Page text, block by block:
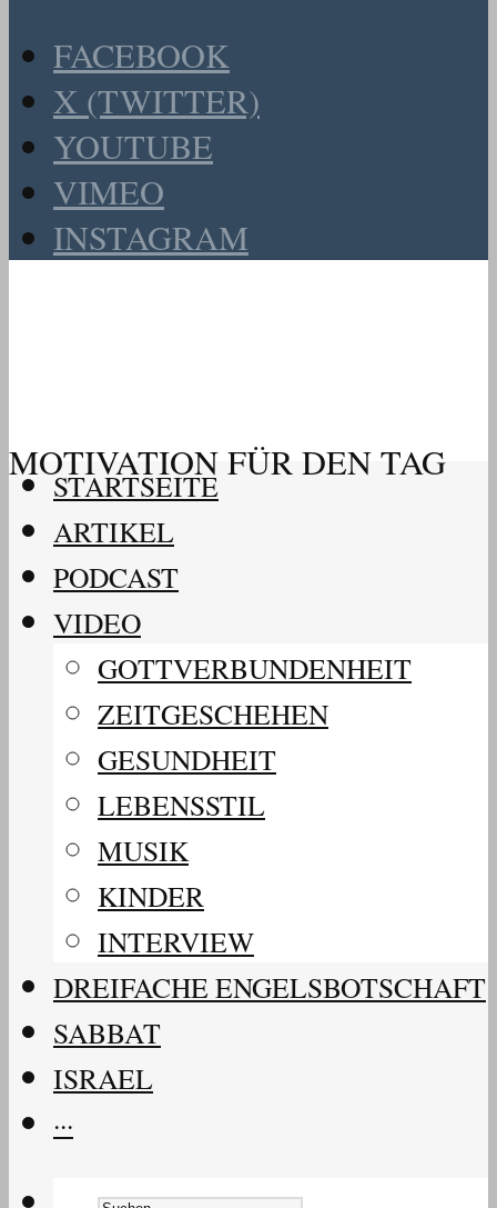
FACEBOOK
X (TWITTER)
YOUTUBE
VIMEO
INSTAGRAM
MOTIVATION FÜR DEN TAG
STARTSEITE
ARTIKEL
PODCAST
VIDEO
GOTTVERBUNDENHEIT
ZEITGESCHEHEN
GESUNDHEIT
LEBENSSTIL
MUSIK
KINDER
INTERVIEW
DREIFACHE ENGELSBOTSCHAFT
SABBAT
ISRAEL
···